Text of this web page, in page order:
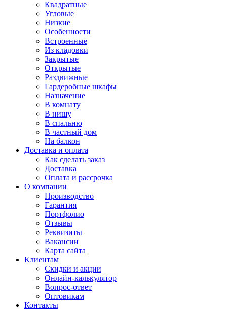
Квадратные
Угловые
Низкие
Особенности
Встроенные
Из кладовки
Закрытые
Открытые
Раздвижные
Гардеробные шкафы
Назначение
В комнату
В нишу
В спальню
В частный дом
На балкон
Доставка и оплата
Как сделать заказ
Доставка
Оплата и рассрочка
О компании
Производство
Гарантия
Портфолио
Отзывы
Реквизиты
Вакансии
Карта сайта
Клиентам
Скидки и акции
Онлайн-калькулятор
Вопрос-ответ
Оптовикам
Контакты